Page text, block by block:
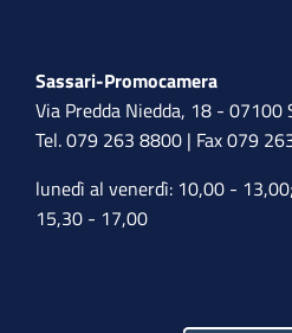
Sassari-Promocamera
Via Predda Niedda, 18 - 07100
Tel. 079 263 8800 | Fax 079
lunedì al venerdì: 10,00 -
15,30 - 17,00